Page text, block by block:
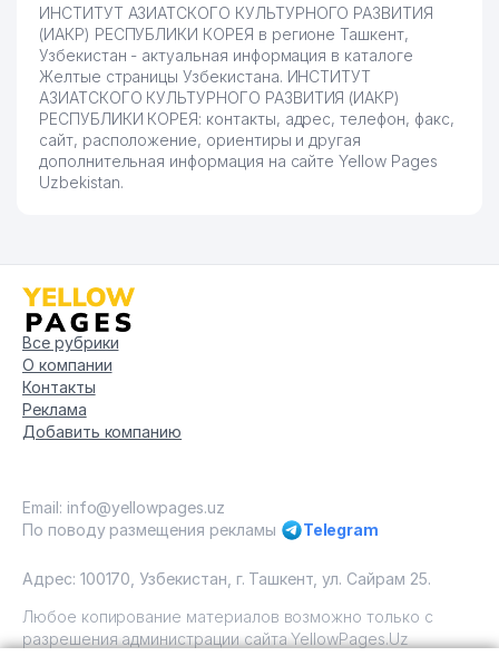
ИНСТИТУТ АЗИАТСКОГО КУЛЬТУРНОГО РАЗВИТИЯ
(ИАКР) РЕСПУБЛИКИ КОРЕЯ в регионе Ташкент,
Узбекистан - актуальная информация в каталоге
Желтые страницы Узбекистана. ИНСТИТУТ
АЗИАТСКОГО КУЛЬТУРНОГО РАЗВИТИЯ (ИАКР)
РЕСПУБЛИКИ КОРЕЯ: контакты, адрес, телефон, факс,
сайт, расположение, ориентиры и другая
дополнительная информация на сайте Yellow Pages
Uzbekistan.
Все рубрики
О компании
Контакты
Реклама
Добавить компанию
Email: info@yellowpages.uz
По поводу размещения рекламы
Telegram
Адрес: 100170, Узбекистан, г. Ташкент, ул. Сайрам 25.
Любое копирование материалов возможно только с
разрешения администрации сайта YellowPages.Uz